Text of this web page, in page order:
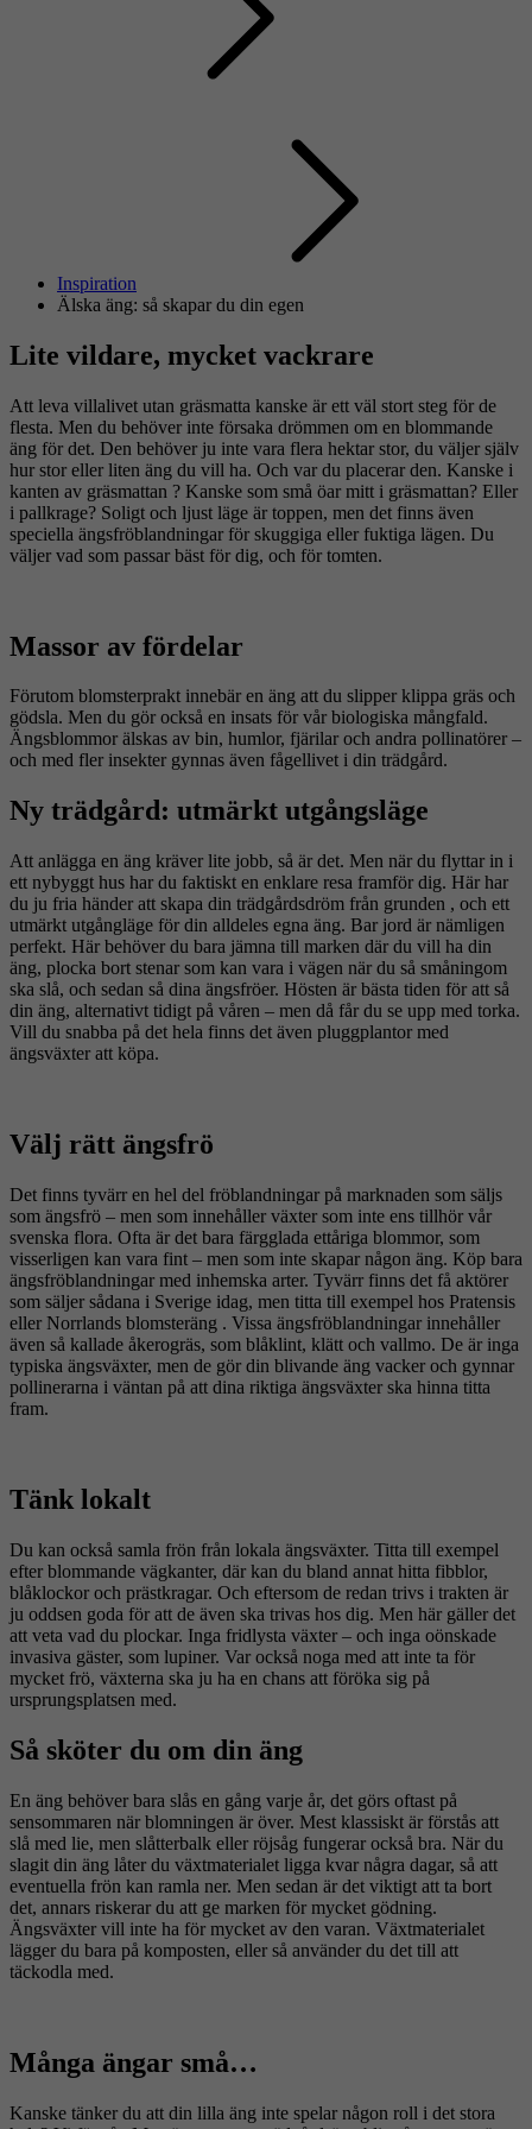
Inspiration
Älska äng: så skapar du din egen
Lite vildare, mycket vackrare
Att leva villalivet utan gräsmatta kanske är ett väl stort steg för de
flesta. Men du behöver inte försaka drömmen om en blommande
äng för det. Den behöver ju inte vara flera hektar stor, du väljer själv
hur stor eller liten äng du vill ha. Och var du placerar den. Kanske i
kanten av gräsmattan ? Kanske som små öar mitt i gräsmattan? Eller
i pallkrage? Soligt och ljust läge är toppen, men det finns även
speciella ängsfröblandningar för skuggiga eller fuktiga lägen. Du
väljer vad som passar bäst för dig, och för tomten.
Massor av fördelar
Förutom blomsterprakt innebär en äng att du slipper klippa gräs och
gödsla. Men du gör också en insats för vår biologiska mångfald.
Ängsblommor älskas av bin, humlor, fjärilar och andra pollinatörer –
och med fler insekter gynnas även fågellivet i din trädgård.
Ny trädgård: utmärkt utgångsläge
Att anlägga en äng kräver lite jobb, så är det. Men när du flyttar in i
ett nybyggt hus har du faktiskt en enklare resa framför dig. Här har
du ju fria händer att skapa din trädgårdsdröm från grunden , och ett
utmärkt utgångläge för din alldeles egna äng. Bar jord är nämligen
perfekt. Här behöver du bara jämna till marken där du vill ha din
äng, plocka bort stenar som kan vara i vägen när du så småningom
ska slå, och sedan så dina ängsfröer. Hösten är bästa tiden för att så
din äng, alternativt tidigt på våren – men då får du se upp med torka.
Vill du snabba på det hela finns det även pluggplantor med
ängsväxter att köpa.
Välj rätt ängsfrö
Det finns tyvärr en hel del fröblandningar på marknaden som säljs
som ängsfrö – men som innehåller växter som inte ens tillhör vår
svenska flora. Ofta är det bara färgglada ettåriga blommor, som
visserligen kan vara fint – men som inte skapar någon äng. Köp bara
ängsfröblandningar med inhemska arter. Tyvärr finns det få aktörer
som säljer sådana i Sverige idag, men titta till exempel hos Pratensis
eller Norrlands blomsteräng . Vissa ängsfröblandningar innehåller
även så kallade åkerogräs, som blåklint, klätt och vallmo. De är inga
typiska ängsväxter, men de gör din blivande äng vacker och gynnar
pollinerarna i väntan på att dina riktiga ängsväxter ska hinna titta
fram.
Tänk lokalt
Du kan också samla frön från lokala ängsväxter. Titta till exempel
efter blommande vägkanter, där kan du bland annat hitta fibblor,
blåklockor och prästkragar. Och eftersom de redan trivs i trakten är
ju oddsen goda för att de även ska trivas hos dig. Men här gäller det
att veta vad du plockar. Inga fridlysta växter – och inga oönskade
invasiva gäster, som lupiner. Var också noga med att inte ta för
mycket frö, växterna ska ju ha en chans att föröka sig på
ursprungsplatsen med.
Så sköter du om din äng
En äng behöver bara slås en gång varje år, det görs oftast på
sensommaren när blomningen är över. Mest klassiskt är förstås att
slå med lie, men slåtterbalk eller röjsåg fungerar också bra. När du
slagit din äng låter du växtmaterialet ligga kvar några dagar, så att
eventuella frön kan ramla ner. Men sedan är det viktigt att ta bort
det, annars riskerar du att ge marken för mycket gödning.
Ängsväxter vill inte ha för mycket av den varan. Växtmaterialet
lägger du bara på komposten, eller så använder du det till att
täckodla med.
Många ängar små…
Kanske tänker du att din lilla äng inte spelar någon roll i det stora